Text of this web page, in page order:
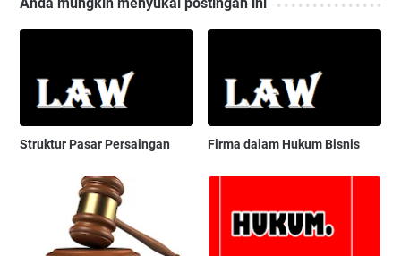
Struktur Pasar Persaingan Firma dalam Hukum Bisnis